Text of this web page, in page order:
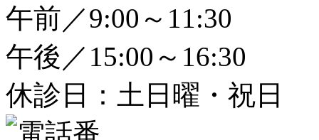
午前／9:00～11:30
午後／15:00～16:30
休診日：土日曜・祝日